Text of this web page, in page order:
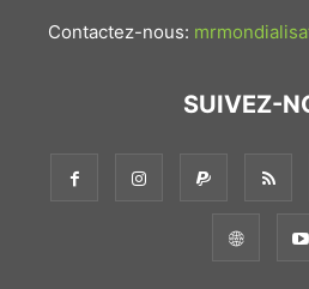
Contactez-nous:
SUIVEZ-